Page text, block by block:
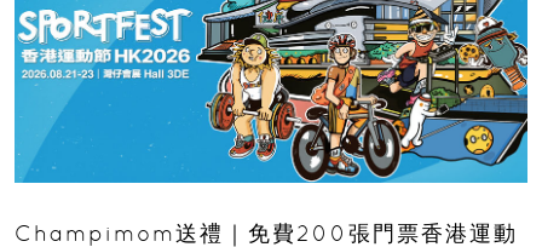
Champimom送禮｜免費200張門票香港運動